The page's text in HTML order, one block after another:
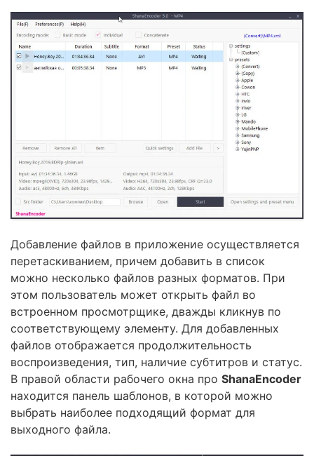
Добавление файлов в приложение осуществляется
перетаскиванием, причем добавить в список
можно несколько файлов разных форматов. При
этом пользователь может открыть файл во
встроенном просмотрщике, дважды кликнув по
соответствующему элементу. Для добавленных
файлов отображается продолжительность
воспроизведения, тип, наличие субтитров и статус.
В правой области рабочего окна про ShanaEncoder
находится панель шаблонов, в которой можно
выбрать наиболее подходящий формат для
выходного файла.